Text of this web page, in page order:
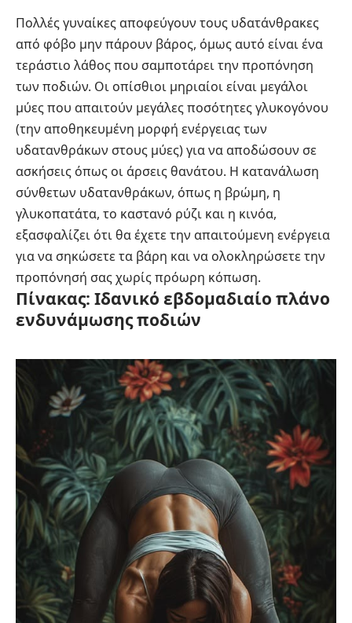
Πολλές γυναίκες αποφεύγουν τους υδατάνθρακες
από φόβο μην πάρουν βάρος, όμως αυτό είναι ένα
τεράστιο λάθος που σαμποτάρει την προπόνηση
των ποδιών. Οι οπίσθιοι μηριαίοι είναι μεγάλοι
μύες που απαιτούν μεγάλες ποσότητες γλυκογόνου
(την αποθηκευμένη μορφή ενέργειας των
υδατανθράκων στους μύες) για να αποδώσουν σε
ασκήσεις όπως οι άρσεις θανάτου. Η κατανάλωση
σύνθετων υδατανθράκων, όπως η βρώμη, η
γλυκοπατάτα, το καστανό ρύζι και η κινόα,
εξασφαλίζει ότι θα έχετε την απαιτούμενη ενέργεια
για να σηκώσετε τα βάρη και να ολοκληρώσετε την
προπόνησή σας χωρίς πρόωρη κόπωση.
Πίνακας: Ιδανικό εβδομαδιαίο πλάνο
ενδυνάμωσης ποδιών